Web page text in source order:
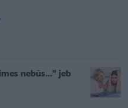
nebūs..." jeb